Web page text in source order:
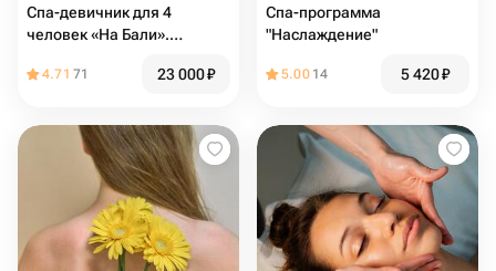
Спа-девичник для 4
человек «На Бали».
сертификат в СПА
4.71 71 23 000₽
Спа-программа
"Наслаждение"
5.00 14 5 420₽